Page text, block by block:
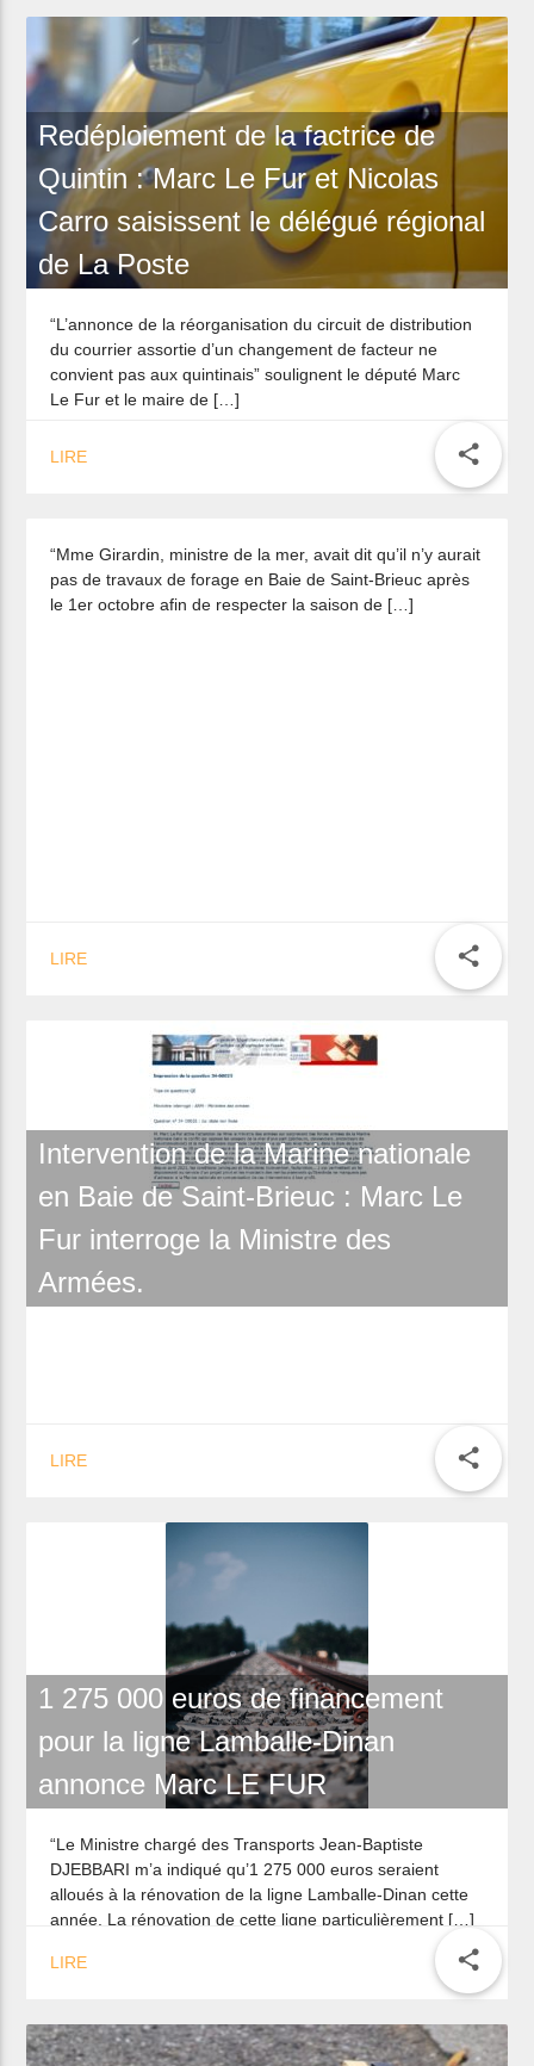
Redéploiement de la factrice de
Quintin : Marc Le Fur et Nicolas
Carro saisissent le délégué régional
de La Poste
“L’annonce de la réorganisation du circuit de distribution
du courrier assortie d’un changement de facteur ne
convient pas aux quintinais” soulignent le député Marc
Le Fur et le maire de […]
LIRE share
Eoliennes en Baie de Saint-Brieuc :
Marc Le Fur conteste l’autorisation
de forage pendant la période de
“Mme Girardin, ministre de la mer, avait dit qu’il n’y aurait
pas de travaux de forage en Baie de Saint-Brieuc après
le 1er octobre afin de respecter la saison de […]
LIRE share
Intervention de la Marine nationale
en Baie de Saint-Brieuc : Marc Le
Fur interroge la Ministre des
Armées.
LIRE share
1 275 000 euros de financement
pour la ligne Lamballe-Dinan
annonce Marc LE FUR
“Le Ministre chargé des Transports Jean-Baptiste
DJEBBARI m’a indiqué qu’1 275 000 euros seraient
alloués à la rénovation de la ligne Lamballe-Dinan cette
année. La rénovation de cette ligne particulièrement […]
LIRE share